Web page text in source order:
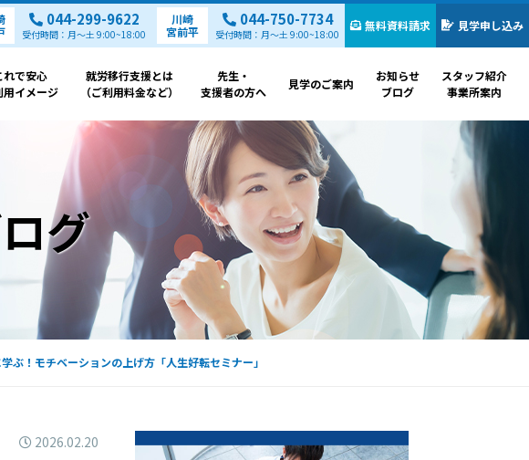
044-299-9622
受付時間：月～土 9:00~18:00
川崎
宮前平
044-750-7734
受付時間：月～土 9:00~18:00
無料資料請求 見学申し込み
れで安心
用イメージ
就労移行支援とは
（ご利用料金など）
先生・
支援者の方へ
見学のご案内
お知らせ
ブログ
スタッフ紹介
事業所案内
グ
ぶ！モチベーションの上げ方「人生好転セミナー」
2026.02.20